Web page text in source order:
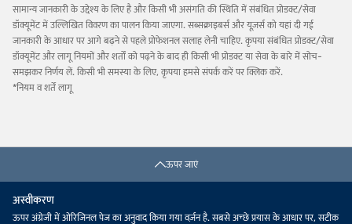
सामान्य जानकारी के उद्देश्य के लिए है और किसी भी असंगति की स्थिति में संबंधित प्रोडक्ट/सेवा
डॉक्यूमेंट में उल्लिखित विवरण का पालन किया जाएगा. सब्सक्राइबर्स और यूज़र्स को यहां दी गई
जानकारी के आधार पर आगे बढ़ने से पहले प्रोफेशनल सलाह लेनी चाहिए. कृपया संबंधित प्रोडक्ट/सेवा
डॉक्यूमेंट और लागू नियमों और शर्तों को पढ़ने के बाद ही किसी भी प्रोडक्ट या सेवा के बारे में सोच-
समझकर निर्णय लें. किसी भी समस्या के लिए, कृपया हमसे संपर्क करें पर क्लिक करें.
*नियम व शर्तें लागू
ऊपर जाएं
अस्वीकरण
ऊपर अंग्रेजी में ओरिजिनल पेज का अनुवाद किया गया वर्ज़न है. सबसे अच्छे प्रयास के आधार पर, सटीक